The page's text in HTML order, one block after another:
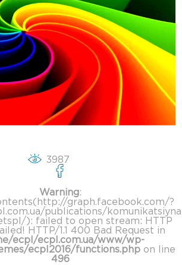
3987
Warning:
graph.facebook.com/?
publications/
): failed to open stream: HTTP
HTTP/1.1 400 Bad Request in
ecpl/ecpl.com.ua/www/wp-
ecpl2016/functions.php on line
496